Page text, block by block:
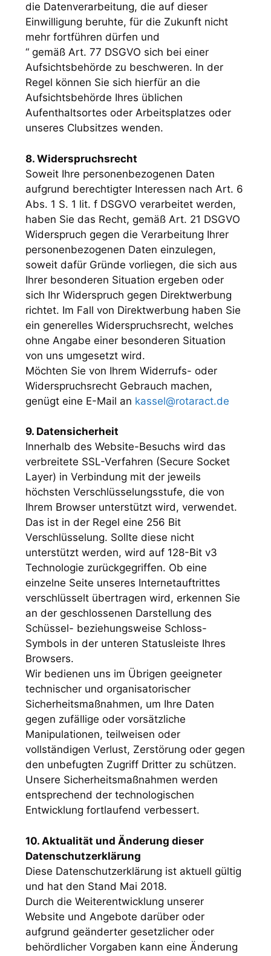
die Datenverarbeitung, die auf dieser
Einwilligung beruhte, für die Zukunft nicht
mehr fortführen dürfen und
“ gemäß Art. 77 DSGVO sich bei einer
Aufsichtsbehörde zu beschweren. In der
Regel können Sie sich hierfür an die
Aufsichtsbehörde Ihres üblichen
Aufenthaltsortes oder Arbeitsplatzes oder
unseres Clubsitzes wenden.
8. Widerspruchsrecht
Soweit Ihre personenbezogenen Daten
aufgrund berechtigter Interessen nach Art. 6
Abs. 1 S. 1 lit. f DSGVO verarbeitet werden,
haben Sie das Recht, gemäß Art. 21 DSGVO
Widerspruch gegen die Verarbeitung Ihrer
personenbezogenen Daten einzulegen,
soweit dafür Gründe vorliegen, die sich aus
Ihrer besonderen Situation ergeben oder
sich Ihr Widerspruch gegen Direktwerbung
richtet. Im Fall von Direktwerbung haben Sie
ein generelles Widerspruchsrecht, welches
ohne Angabe einer besonderen Situation
von uns umgesetzt wird.
Möchten Sie von Ihrem Widerrufs- oder
Widerspruchsrecht Gebrauch machen,
genügt eine E-Mail an kassel@rotaract.de
9. Datensicherheit
Innerhalb des Website-Besuchs wird das
verbreitete SSL-Verfahren (Secure Socket
Layer) in Verbindung mit der jeweils
höchsten Verschlüsselungsstufe, die von
Ihrem Browser unterstützt wird, verwendet.
Das ist in der Regel eine 256 Bit
Verschlüsselung. Sollte diese nicht
unterstützt werden, wird auf 128-Bit v3
Technologie zurückgegriffen. Ob eine
einzelne Seite unseres Internetauftrittes
verschlüsselt übertragen wird, erkennen Sie
an der geschlossenen Darstellung des
Schüssel- beziehungsweise Schloss-
Symbols in der unteren Statusleiste Ihres
Browsers.
Wir bedienen uns im Übrigen geeigneter
technischer und organisatorischer
Sicherheitsmaßnahmen, um Ihre Daten
gegen zufällige oder vorsätzliche
Manipulationen, teilweisen oder
vollständigen Verlust, Zerstörung oder gegen
den unbefugten Zugriff Dritter zu schützen.
Unsere Sicherheitsmaßnahmen werden
entsprechend der technologischen
Entwicklung fortlaufend verbessert.
10. Aktualität und Änderung dieser
Datenschutzerklärung
Diese Datenschutzerklärung ist aktuell gültig
und hat den Stand Mai 2018.
Durch die Weiterentwicklung unserer
Website und Angebote darüber oder
aufgrund geänderter gesetzlicher oder
behördlicher Vorgaben kann eine Änderung